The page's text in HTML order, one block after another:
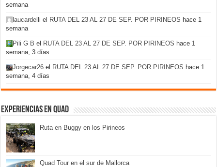
semana
laucardelli el RUTA DEL 23 AL 27 DE SEP. POR PIRINEOS hace 1
semana
Pili G B el RUTA DEL 23 AL 27 DE SEP. POR PIRINEOS hace 1
semana, 3 días
Jorgecar26 el RUTA DEL 23 AL 27 DE SEP. POR PIRINEOS hace 1
semana, 4 días
Experiencias en Quad
Ruta en Buggy en los Pirineos
Quad Tour en el sur de Mallorca